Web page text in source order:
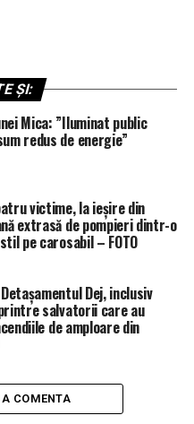
ȘI:
Mica: ”Iluminat public
redus de energie”
victime, la ieșire din
extrasă de pompieri dintr-o
pe carosabil – FOTO
Dej, inclusiv
salvatorii care au
de amploare din
A COMENTA